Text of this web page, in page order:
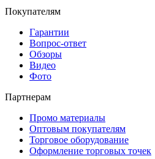
Покупателям
Гарантии
Вопрос-ответ
Обзоры
Видео
Фото
Партнерам
Промо материалы
Оптовым покупателям
Торговое оборудование
Оформление торговых точек